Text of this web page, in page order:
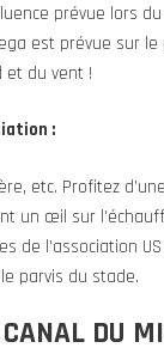
prévue lors
est prévue sur le
et du vent !
:
etc. Profitez
un œil sur
de l’association
parvis du stade.
DU